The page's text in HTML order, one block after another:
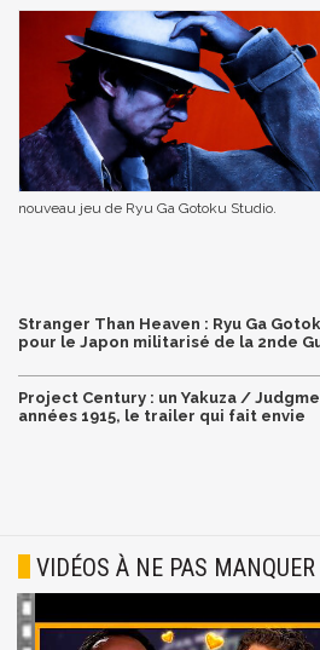
nouveau jeu de Ryu Ga Gotoku Studio.
Stranger Than Heaven : Ryu Ga
pour le Japon militarisé de la 2nde
Project Century : un Yakuza /
années 1915, le trailer qui fait envie
VIDÉOS À NE PAS MANQUER